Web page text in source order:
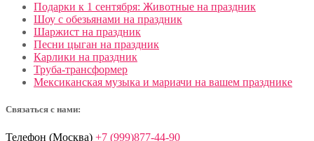
Подарки к 1 сентября: Животные на праздник
Шоу с обезьянами на праздник
Шаржист на праздник
Песни цыган на праздник
Карлики на праздник
Труба-трансформер
Мексиканская музыка и мариачи на вашем празднике
Связаться с нами:
Телефон (Москва) +7 (999)877-44-90